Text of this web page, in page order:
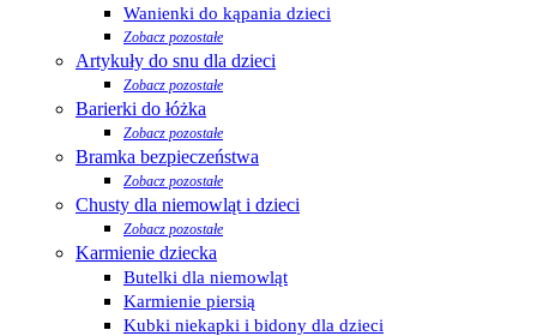
Wanienki do kąpania dzieci
Zobacz pozostałe
Artykuły do snu dla dzieci
Zobacz pozostałe
Barierki do łóżka
Zobacz pozostałe
Bramka bezpieczeństwa
Zobacz pozostałe
Chusty dla niemowląt i dzieci
Zobacz pozostałe
Karmienie dziecka
Butelki dla niemowląt
Karmienie piersią
Kubki niekapki i bidony dla dzieci